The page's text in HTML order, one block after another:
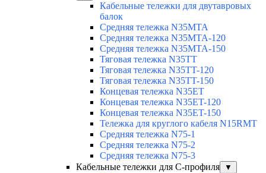
Кабельные тележки для двутавровых
балок
Средняя тележка N35MTA
Средняя тележка N35MTA-120
Средняя тележка N35MTA-150
Тяговая тележка N35TT
Тяговая тележка N35TT-120
Тяговая тележка N35TT-150
Концевая тележка N35ET
Концевая тележка N35ET-120
Концевая тележка N35ET-150
Тележка для круглого кабеля N15RMT
Средняя тележка N75-1
Средняя тележка N75-2
Средняя тележка N75-3
Кабельные тележки для С-профиля
▼